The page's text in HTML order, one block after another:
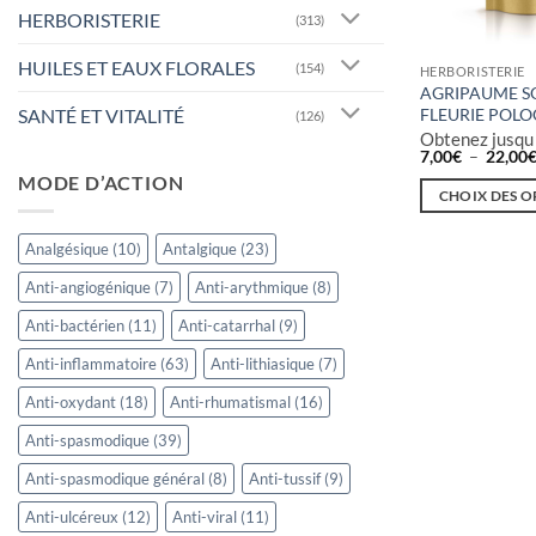
HERBORISTERIE (313)
HUILES ET EAUX FLORALES (154)
SANTÉ ET VITALITÉ (126)
MODE D’ACTION
Analgésique (10) Antalgique (23)
Anti-angiogénique (7) Anti-arythmique (8)
Anti-bactérien (11) Anti-catarrhal (9)
Anti-inflammatoire (63) Anti-lithiasique (7)
Anti-oxydant (18) Anti-rhumatismal (16)
Anti-spasmodique (39)
Anti-spasmodique général (8) Anti-tussif(9)
Anti-ulcéreux (12) Anti-viral (11)
HERBORISTERIE
AGRIPAUME
FLEURIE
Obtenez jusqu
7,00€ – 22,00€
CHOIX DES